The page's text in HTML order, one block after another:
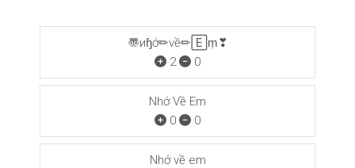
〠иɧớ✏νề✏🄴ṃ❣
2
0
Nhớ Về Em
0
0
Nhớ về em